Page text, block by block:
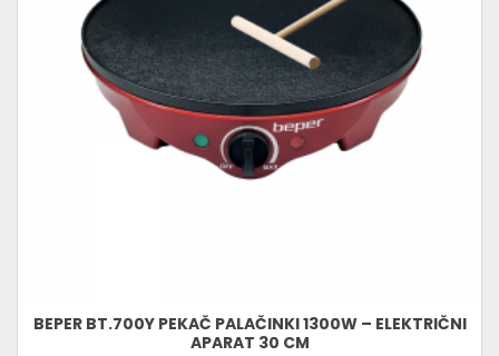
BEPER BT.700Y PEKAČ PALAČINKI 1300W – ELEKTRIČNI
APARAT 30 CM